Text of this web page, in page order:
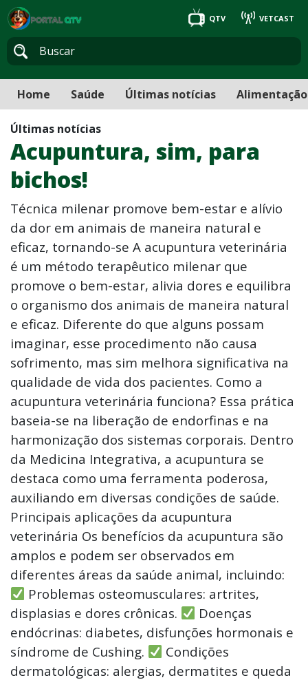
QTV VETCAST
Home Saúde Últimas notícias Alimentação
Últimas notícias
Acupuntura, sim, para
bichos!
Técnica milenar promove bem-estar e alívio
da dor em animais de maneira natural e
eficaz, tornando-se A acupuntura veterinária
é um método terapêutico milenar que
promove o bem-estar, alivia dores e equilibra
o organismo dos animais de maneira natural
e eficaz. Diferente do que alguns possam
imaginar, esse procedimento não causa
sofrimento, mas sim melhora significativa na
qualidade de vida dos pacientes. Como a
acupuntura veterinária funciona? Essa prática
baseia-se na liberação de endorfinas e na
harmonização dos sistemas corporais. Dentro
da Medicina Integrativa, a acupuntura se
destaca como uma ferramenta poderosa,
auxiliando em diversas condições de saúde.
Principais aplicações da acupuntura
veterinária Os benefícios da acupuntura são
amplos e podem ser observados em
diferentes áreas da saúde animal, incluindo:
Problemas osteomusculares: artrites,
displasias e dores crônicas.
Doenças
endócrinas: diabetes, disfunções hormonais e
síndrome de Cushing.
Condições
dermatológicas: alergias, dermatites e queda